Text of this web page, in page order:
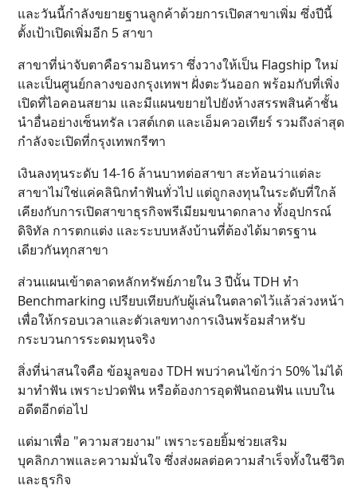
และวันนี้กำลังขยายฐานลูกค้าด้วยการเปิดสาขาเพิ่ม ซึ่งปีนี้
ตั้งเป้าเปิดเพิ่มอีก 5 สาขา
สาขาที่น่าจับตาคือรามอินทรา ซึ่งวางให้เป็น Flagship ใหม่
และเป็นศูนย์กลางของกรุงเทพฯ ฝั่งตะวันออก พร้อมกับที่เพิ่ง
เปิดที่ไอคอนสยาม และมีแผนขยายไปยังห้างสรรพสินค้าชั้น
นำอื่นอย่างเซ็นทรัล เวสต์เกต และเอ็มควอเทียร์ รวมถึงล่าสุด
กำลังจะเปิดที่กรุงเทพกรีฑา
เงินลงทุนระดับ 14-16 ล้านบาทต่อสาขา สะท้อนว่าแต่ละ
สาขาไม่ใช่แค่คลินิกทำฟันทั่วไป แต่ถูกลงทุนในระดับที่ใกล้
เคียงกับการเปิดสาขาธุรกิจพรีเมียมขนาดกลาง ทั้งอุปกรณ์
ดิจิทัล การตกแต่ง และระบบหลังบ้านที่ต้องได้มาตรฐาน
เดียวกันทุกสาขา
ส่วนแผนเข้าตลาดหลักทรัพย์ภายใน 3 ปีนั้น TDH ทำ
Benchmarking เปรียบเทียบกับผู้เล่นในตลาดไว้แล้วล่วงหน้า
เพื่อให้กรอบเวลาและตัวเลขทางการเงินพร้อมสำหรับ
กระบวนการระดมทุนจริง
สิ่งที่น่าสนใจคือ ข้อมูลของ TDH พบว่าคนไข้กว่า 50% ไม่ได้
มาทำฟัน เพราะปวดฟัน หรือต้องการอุดฟันถอนฟัน แบบใน
อดีตอีกต่อไป
แต่มาเพื่อ "ความสวยงาม" เพราะรอยยิ้มช่วยเสริม
บุคลิกภาพและความมั่นใจ ซึ่งส่งผลต่อความสำเร็จทั้งในชีวิต
และธุรกิจ